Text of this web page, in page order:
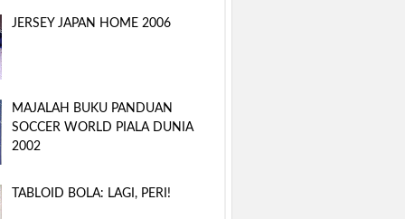
JERSEY JAPAN HOME 2006
MAJALAH BUKU PANDUAN
SOCCER WORLD PIALA DUNIA
2002
TABLOID BOLA: LAGI, PERI!